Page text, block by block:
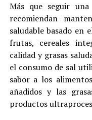
Más que seguir
recomiendan
saludable basado en
frutas, cereales
calidad y grasas
el consumo de sal
sabor a los
añadidos y las
productos